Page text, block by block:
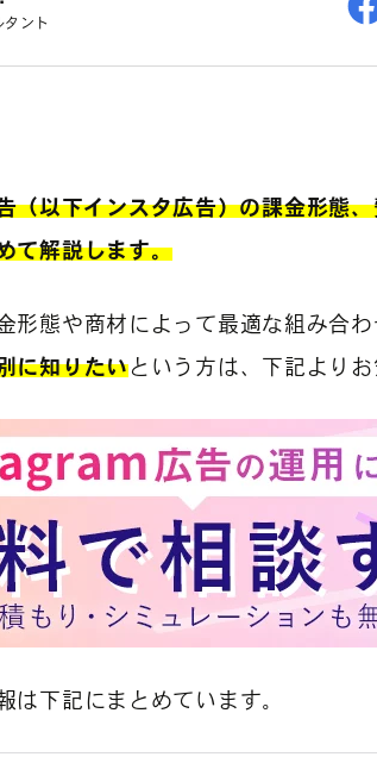
タント
（以下インスタ広告）の課金形態
て解説します。
形態や商材によって最適な組み合わ
に知りたいという方は、下記より
は下記にまとめています。